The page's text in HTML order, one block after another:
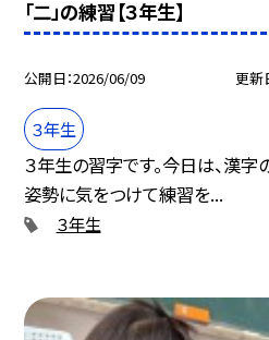
「二」の練習【３年生】
公開日 2026/06/09 更新
３年生
３年生の習字です。今日は、漢字
姿勢に気をつけて練習を...
３年生